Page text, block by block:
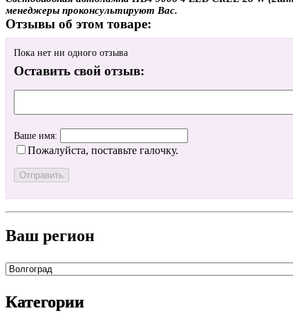
менеджеры проконсультируют Вас.
Отзывы об этом товаре:
Пока нет ни одного отзыва
Оставить свой отзыв:
Ваше имя:
Пожалуйста, поставьте галочку.
Ваш регион
Категории